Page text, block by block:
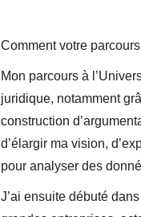
Comment votre
Mon parcours à
juridique, notamment
construction
d’élargir ma vision,
pour analyser des
J’ai ensuite débuté